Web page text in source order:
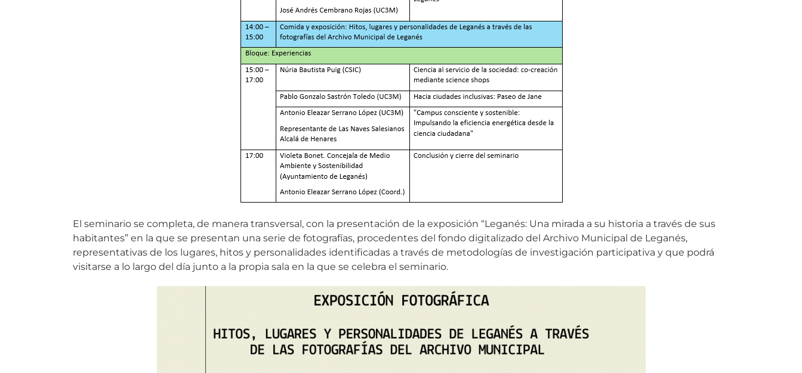
El seminario se completa, de manera transversal, con la presentación de la exposición “Leganés: Una mirada a su historia a través de sus
habitantes” en la que se presentan una serie de fotografías, procedentes del fondo digitalizado del Archivo Municipal de Leganés,
representativas de los lugares, hitos y personalidades identificadas a través de metodologías de investigación participativa y que podrá
visitarse a lo largo del día junto a la propia sala en la que se celebra el seminario.